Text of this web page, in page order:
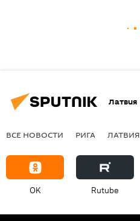
Латвия
ВСЕ НОВОСТИ РИГА ЛАТВИЯ
OK Rutube